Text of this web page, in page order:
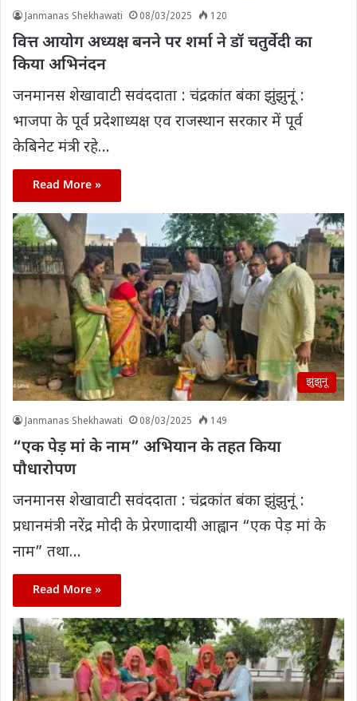
Janmanas Shekhawati 08/03/2025 120
वित्त आयोग अध्यक्ष बनने पर शर्मा ने डॉ चतुर्वेदी का
किया अभिनंदन
जनमानस शेखावाटी सवंददाता : चंद्रकांत बंका झुंझुनूं :
भाजपा के पूर्व प्रदेशाध्यक्ष एव राजस्थान सरकार में पूर्व
केबिनेट मंत्री रहे…
Read More »
झुंझुनूं
Janmanas Shekhawati 08/03/2025 149
“एक पेड़ मां के नाम” अभियान के तहत किया
पौधारोपण
जनमानस शेखावाटी सवंददाता : चंद्रकांत बंका झुंझुनूं :
प्रधानमंत्री नरेंद्र मोदी के प्रेरणादायी आह्वान “एक पेड़ मां के
नाम” तथा…
Read More »